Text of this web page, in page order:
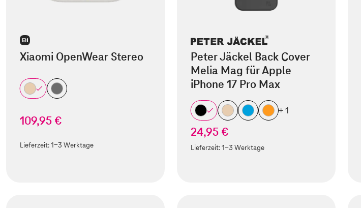
Xiaomi OpenWear Stereo
109,95 €
Lieferzeit:1-3 Werktage
Peter Jäckel Back Cover
Melia Mag für Apple
iPhone 17 Pro Max
+ 1
24,95 €
Lieferzeit:1-3 Werktage